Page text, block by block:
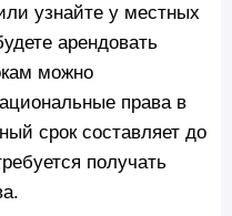
узнайте у местных
арендовать
можно
права в
срок составляет до
получать